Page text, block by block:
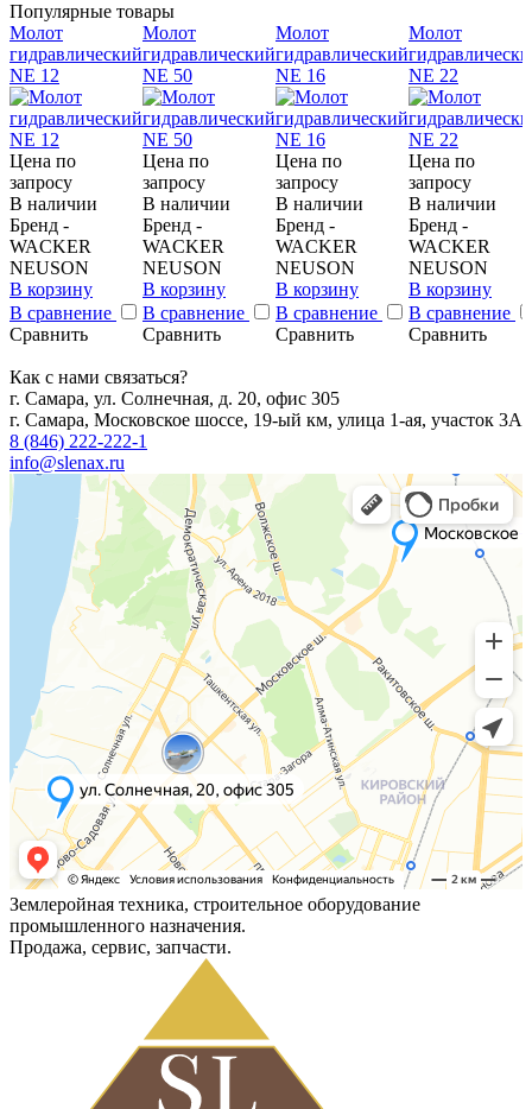
Популярные товары
Молот
гидравлический
NE 12
Цена по
запросу
В наличии
Бренд -
WACKER
NEUSON
В корзину
В сравнение
Сравнить
Молот
гидравлический
NE 50
Цена по
запросу
В наличии
Бренд -
WACKER
NEUSON
В корзину
В сравнение
Сравнить
Молот
гидравлический
NE 16
Цена по
запросу
В наличии
Бренд -
WACKER
NEUSON
В корзину
В сравнение
Сравнить
Молот
NE 22
Цена по
запросу
В наличии
Бренд -
WACKER
NEUSON
В корзину
В сравнение
Сравнить
Как с нами связаться?
г. Самара, ул. Солнечная, д. 20, офис 305
г. Самара, Московское шоссе, 19-ый км, улица 1-ая, участок 3А
8 (846) 222-222-1
info@slenax.ru
Землеройная техника, строительное оборудование
промышленного назначения.
Продажа, сервис, запчасти.